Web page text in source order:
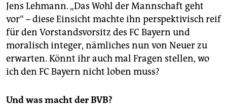
Jens Lehmann. „Das Wohl der Mannschaft geht
vor“ – diese Einsicht machte ihn perspektivisch reif
für den Vorstandsvorsitz des FC Bayern und
moralisch integer, nämliches nun von Neuer zu
erwarten. Könnt ihr auch mal Fragen stellen, wo
ich den FC Bayern nicht loben muss?
Und was macht der BVB?